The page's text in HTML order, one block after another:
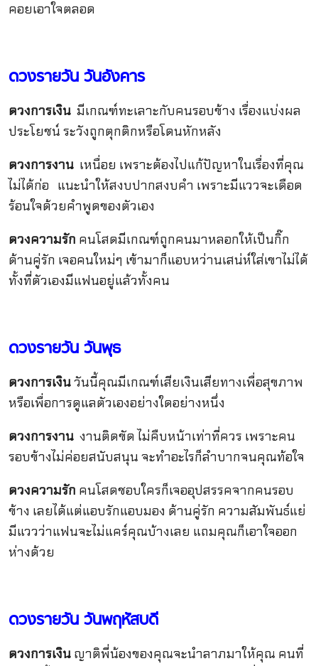
คอยเอาใจตลอด
ดวงรายวัน วันอังคาร
ดวงการเงิน มีเกณฑ์ทะเลาะกับคนรอบข้าง เรื่องแบ่งผล
ประโยชน์ ระวังถูกตุกติกหรือโดนหักหลัง
ดวงการงานเหนื่อย เพราะต้องไปแก้ปัญหาในเรื่องที่คุณ
ไม่ได้ก่อ แนะนำให้สงบปากสงบคำ เพราะมีแววจะเดือด
ร้อนใจด้วยคำพูดของตัวเอง
ดวงความรัก คนโสดมีเกณฑ์ถูกคนมาหลอกให้เป็นกิ๊ก
ด้านคู่รัก เจอคนใหม่ๆ เข้ามาก็แอบหว่านเสน่ห์ใส่เขาไม่ได้
ทั้งที่ตัวเองมีแฟนอยู่แล้วทั้งคน
ดวงรายวัน วันพุธ
ดวงการเงินวันนี้คุณมีเกณฑ์เสียเงินเสียทางเพื่อสุขภาพ
หรือเพื่อการดูแลตัวเองอย่างใดอย่างหนึ่ง
ดวงการงาน งานติดขัด ไม่คืบหน้าเท่าที่ควร เพราะคน
รอบข้างไม่ค่อยสนับสนุน จะทำอะไรก็ลำบากจนคุณท้อใจ
ดวงความรัก คนโสดชอบใครก็เจออุปสรรคจากคนรอบ
ข้าง เลยได้แต่แอบรักแอบมอง ด้านคู่รัก ความสัมพันธ์แย่
มีแววว่าแฟนจะไม่แคร์คุณบ้างเลย แถมคุณก็เอาใจออก
ห่างด้วย
ดวงรายวัน วันพฤหัสบดี
ดวงการเงิน ญาติพี่น้องของคุณจะนำลาภมาให้คุณ คนที่